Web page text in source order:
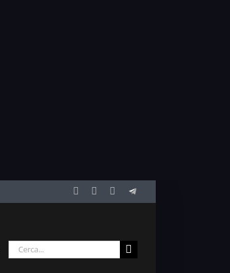
Facebook
TwitterYouTube
Telegram
Cerca